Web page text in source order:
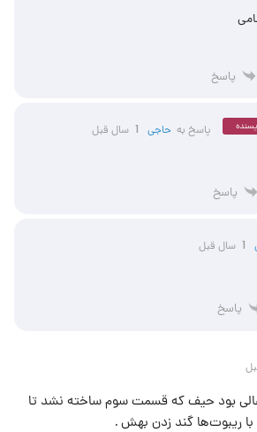
پاسخ
پاسخ به حاجی 1 سال قبل
پاسخ
1 سال قبل
پاسخ
بود حیف که قسمت سوم ساخته نشد تا
ریبوت‌ها گند زدن بهش .